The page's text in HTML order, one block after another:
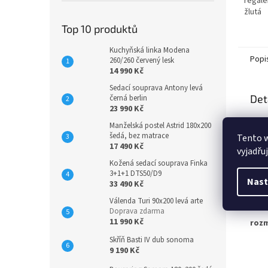
Tento
Top 10 produktů
Kuchyňská linka Modena
260/260 červený lesk
14 990 Kč
Sedací souprava Antony levá
černá berlin
23 990 Kč
Manželská postel Astrid 180x200
šedá, bez matrace
17 490 Kč
Kožená sedací souprava Finka
3+1+1 DTS50/D9
33 490 Kč
Válenda Turi 90x200 levá arte
Doprava zdarma
11 990 Kč
Skříň Basti IV dub sonoma
9 190 Kč
žlutá
a